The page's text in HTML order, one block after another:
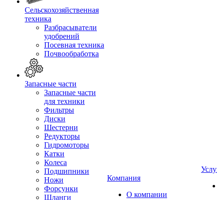
Сельскохозяйственная
техника
Разбрасыватели
удобрений
Посевная техника
Почвообработка
Запасные части
Запасные части
для техники
Фильтры
Диски
Шестерни
Редукторы
Гидромоторы
Катки
Колеса
Подшипники
Ножи
Форсунки
Шланги
Компания
О компании